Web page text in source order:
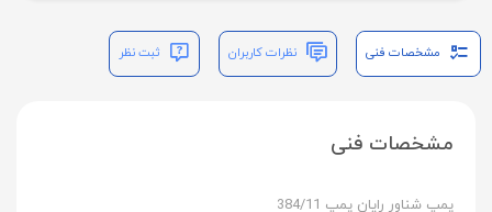
مشخصات فنی نظرات کاربران ثبت نظر
مشخصات فنی
پمپ شناور رایان پمپ 384/11